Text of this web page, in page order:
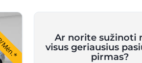
Ar norite sužinoti
visus geriausius
pirmas?